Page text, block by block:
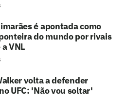
é apontada como
do mundo por rivais
VNL
volta a defender
UFC: 'Não vou soltar'